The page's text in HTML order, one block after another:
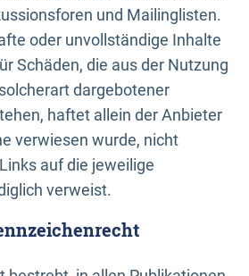
und Mailinglisten.
oder unvollständige Inhalte
Schäden, die aus der Nutzung
dargebotener
haftet allein der Anbieter
verwiesen wurde, nicht
auf die jeweilige
verweist.